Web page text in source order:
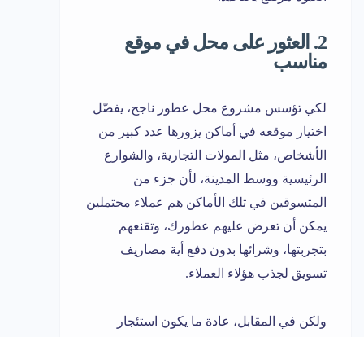
2. العثور على محل في موقع
مناسب
لكي تؤسس مشروع محل عطور ناجح، يفضّل
اختيار موقعه في أماكن يزورها عدد كبير من
الأشخاص، مثل المولات التجارية، والشوارع
الرئيسية ووسط المدينة، لأن جزء من
المتسوقين في تلك الأماكن هم عملاء محتملين
يمكن أن تعرض عليهم عطورك، وتقنعهم
بتجربتها، وشرائها بدون دفع أية مصاريف
تسويق لجذب هؤلاء العملاء.
ولكن في المقابل، عادة ما يكون استئجار